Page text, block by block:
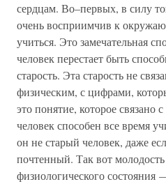
сердцам. Во–первых, в силу
очень восприимчив к
учиться. Это замечательная
человек перестает быть
старость. Эта старость не
физическим, с цифрами,
это понятие, которое
человек способен все время
он не старый человек, даже
почтенный. Так вот
физиологического состояния